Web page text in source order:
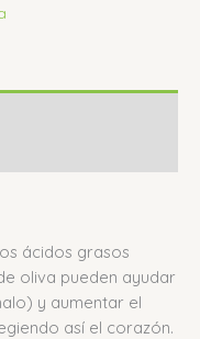
ácidos grasos
oliva pueden ayudar
y aumentar el
así el corazón.